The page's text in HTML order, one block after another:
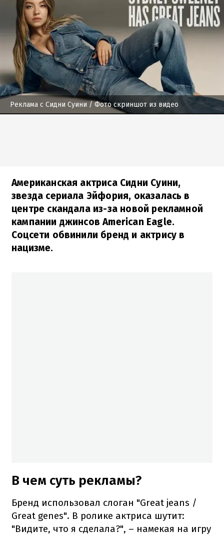
Реклама с Сидни Суини / Фото скриншот из видео
Американская актриса Сидни Суини,
звезда сериала Эйфория, оказалась в
центре скандала из-за новой рекламной
кампании джинсов American Eagle.
Соцсети обвинили бренд и актрису в
нацизме.
В чем суть рекламы?
Бренд использовал слоган "Great jeans /
Great genes". В ролике актриса шутит:
"Видите, что я сделала?", – намекая на игру